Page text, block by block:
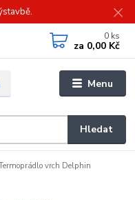
Menu
Hledat
0 ks
za 0,00 Kč
vrch Delphin